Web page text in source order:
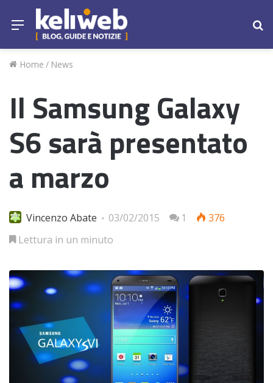
Menu
Home / News
Il Samsung Galaxy
S6 sarà presentato
a marzo
Vincenzo Abate 03/02/2015 1
376
Lettura in un minuto